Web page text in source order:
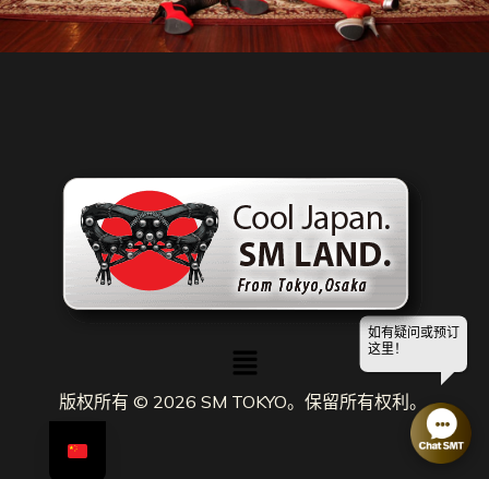
如有疑问或预订
这里！
版权所有 © 2026 SM TOKYO。保留所有权利。.
菜
单